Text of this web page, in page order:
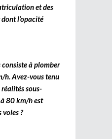
et des
l’opacité
consiste à plomber
h. Avez-vous tenu
sous-
80 km/h est
?